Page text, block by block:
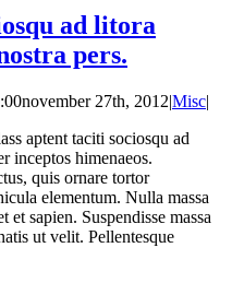
ad litora
pers.
november 27th, 2012|Misc|
aptent taciti sociosqu ad
inceptos himenaeos.
quis ornare tortor
elementum. Nulla massa
et sapien. Suspendisse massa
ut velit. Pellentesque